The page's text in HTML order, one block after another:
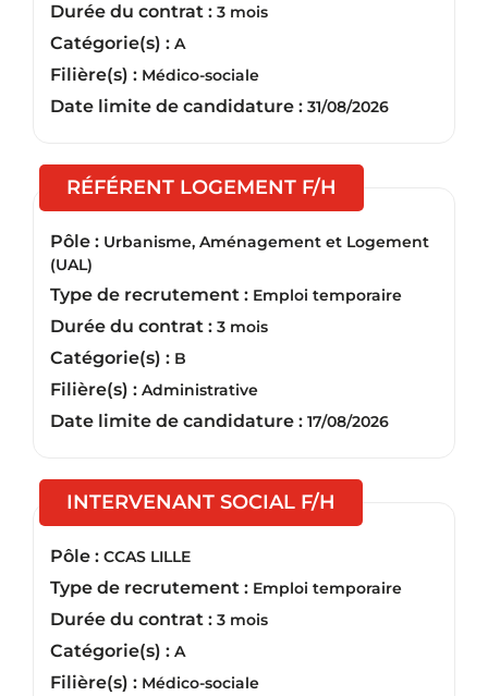
Durée du contrat : 3 mois
Catégorie(s) : A
Filière(s) : Médico-sociale
Date limite de candidature : 31/08/2026
RÉFÉRENT LOGEMENT F/H
Pôle : Urbanisme, Aménagement et Logement
(UAL)
Type de recrutement : Emploi temporaire
Durée du contrat : 3 mois
Catégorie(s) : B
Filière(s) : Administrative
Date limite de candidature : 17/08/2026
INTERVENANT SOCIAL F/H
Pôle : CCAS LILLE
Type de recrutement : Emploi temporaire
Durée du contrat : 3 mois
Catégorie(s) : A
Filière(s) : Médico-sociale